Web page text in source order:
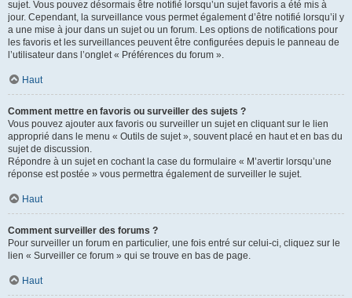
sujet. Vous pouvez désormais être notifié lorsqu’un sujet favoris a été mis à
jour. Cependant, la surveillance vous permet également d’être notifié lorsqu’il y
a une mise à jour dans un sujet ou un forum. Les options de notifications pour
les favoris et les surveillances peuvent être configurées depuis le panneau de
l’utilisateur dans l’onglet « Préférences du forum ».
Haut
Comment mettre en favoris ou surveiller des sujets ?
Vous pouvez ajouter aux favoris ou surveiller un sujet en cliquant sur le lien
approprié dans le menu « Outils de sujet », souvent placé en haut et en bas du
sujet de discussion.
Répondre à un sujet en cochant la case du formulaire « M’avertir lorsqu’une
réponse est postée » vous permettra également de surveiller le sujet.
Haut
Comment surveiller des forums ?
Pour surveiller un forum en particulier, une fois entré sur celui-ci, cliquez sur le
lien « Surveiller ce forum » qui se trouve en bas de page.
Haut